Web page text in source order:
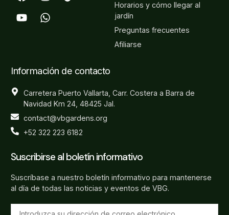
Horarios y cómo llegar al
jardín
Preguntas frecuentes
Afiliarse
Información de contacto
Carretera Puerto Vallarta, Carr. Costera a Barra de
Navidad Km 24, 48425 Jal.
contact@vbgardens.org
+52 322 223 6182
Suscribirse al boletín informativo
Suscríbase a nuestro boletín informativo para mantenerse
al día de todas las noticias y eventos de VBG.